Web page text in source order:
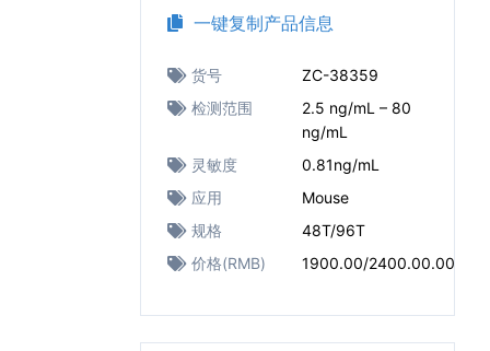
一键复制产品信息
货号
ZC-38359
检测范围
2.5 ng/mL – 80
ng/mL
灵敏度
0.81ng/mL
应用
Mouse
规格
48T/96T
价格(RMB)
1900.00/2400.00.00